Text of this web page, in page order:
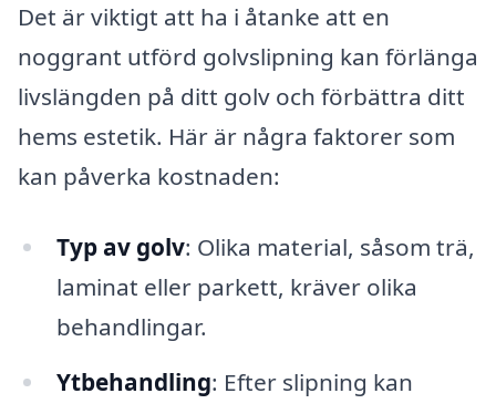
Det är viktigt att ha i åtanke att en
noggrant utförd golvslipning kan förlänga
livslängden på ditt golv och förbättra ditt
hems estetik. Här är några faktorer som
kan påverka kostnaden:
Typ av golv: Olika material, såsom trä,
laminat eller parkett, kräver olika
behandlingar.
Ytbehandling: Efter slipning kan